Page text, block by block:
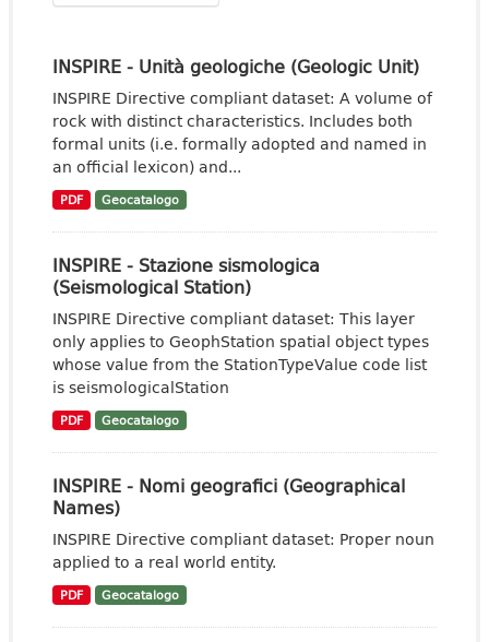
INSPIRE - Unità geologiche (Geologic Unit)
INSPIRE Directive compliant dataset: A volume of
rock with distinct characteristics. Includes both
formal units (i.e. formally adopted and named in
an official lexicon) and...
PDF Geocatalogo
INSPIRE - Stazione sismologica
(Seismological Station)
INSPIRE Directive compliant dataset: This layer
only applies to GeophStation spatial object types
whose value from the StationTypeValue code list
is seismologicalStation
PDF Geocatalogo
INSPIRE - Nomi geografici (Geographical
Names)
INSPIRE Directive compliant dataset: Proper noun
applied to a real world entity.
PDF Geocatalogo